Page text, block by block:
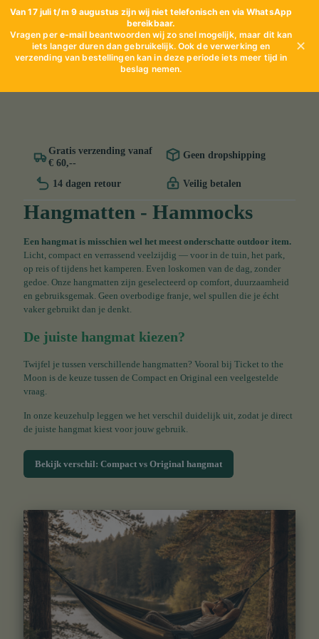
Van 17 juli t/m 9 augustus zijn wij niet telefonisch en via WhatsApp
bereikbaar.
Vragen per e-mailbeantwoorden wij zo snel mogelijk, maar dit kan
iets langer duren dan gebruikelijk. Ook de verwerking en
verzending van bestellingen kan in deze periode iets meer tijd in
beslag nemen.
✕
Gratis verzending vanaf
€ 60,--
Geen dropshipping
14 dagen retour Veilig betalen
Hangmatten - Hammocks
Een hangmat is misschien wel het meest onderschatte outdoor item.
Licht, compact en verrassend veelzijdig — voor in de tuin, het park,
op reis of tijdens het kamperen. Even loskomen van de dag, zonder
gedoe. Onze hangmatten zijn geselecteerd op comfort, duurzaamheid
en gebruiksgemak. Geen overbodige franje, wel spullen die je écht
vaker gebruikt dan je denkt.
De juiste hangmat kiezen?
Twijfel je tussen verschillende hangmatten? Vooral bij Ticket to the
Moon is de keuze tussen de Compact en Original een veelgestelde
vraag.
In onze keuzehulp leggen we het verschil duidelijk uit, zodat je direct
de juiste hangmat kiest voor jouw gebruik.
Bekijk verschil: Compact vs Original hangmat